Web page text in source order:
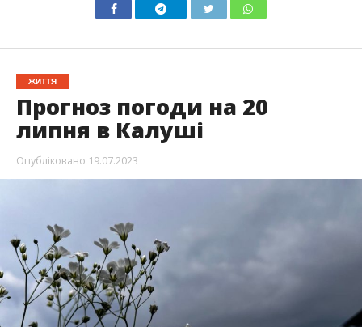
ЖИТТЯ
Прогноз погоди на 20
липня в Калуші
Опубліковано 19.07.2023